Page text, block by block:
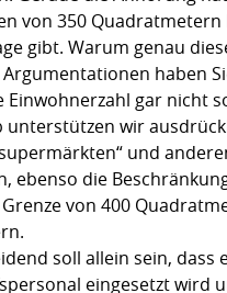
von 350
gibt. Warum genau
haben
Einwohnerzahl gar nicht
unterstützen wir
und
ebenso die
von 400
soll allein sein,
eingesetzt wird